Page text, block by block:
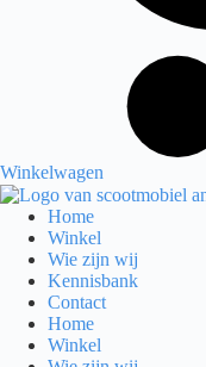
Winkelwagen
Home
Winkel
Wie zijn wij
Kennisbank
Contact
Home
Winkel